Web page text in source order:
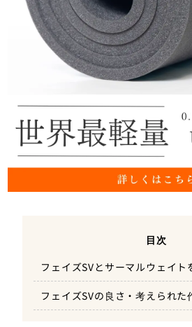
目次
フェイズSVとサーマルウェイト
フェイズSVの良さ・考えられた